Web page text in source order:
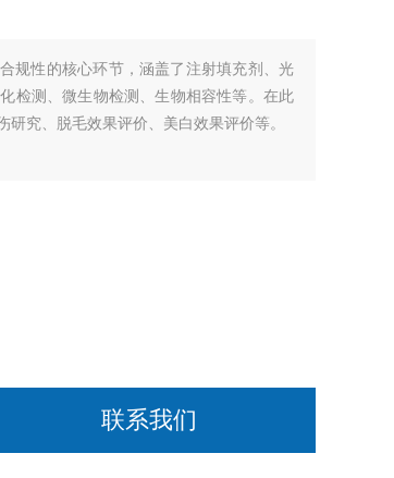
规性的核心环节，涵盖了注射填充剂、光
检测、微生物检测、生物相容性等。在此
究、脱毛效果评价、美白效果评价等。
联系我们